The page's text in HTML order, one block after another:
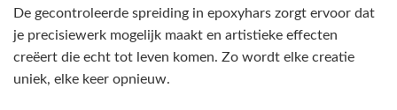
De gecontroleerde spreiding in epoxyhars zorgt ervoor dat
je precisiewerk mogelijk maakt en artistieke effecten
creëert die echt tot leven komen. Zo wordt elke creatie
uniek, elke keer opnieuw.